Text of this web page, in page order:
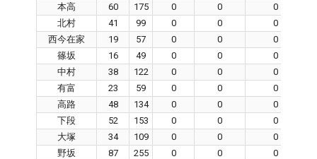
本高 60 175 0 0
0
北村
41 99 0 0
0
西今在家
19 57 0 0
0
篠坂
16 49 0 0
0
中村
38 122 0 0
0
有富
23 59 0 0
0
高路
48 134 0 0
0
下段
52 153 0 0
0
大塚
34 109 0 0
0
野坂
87 255 0 0
0